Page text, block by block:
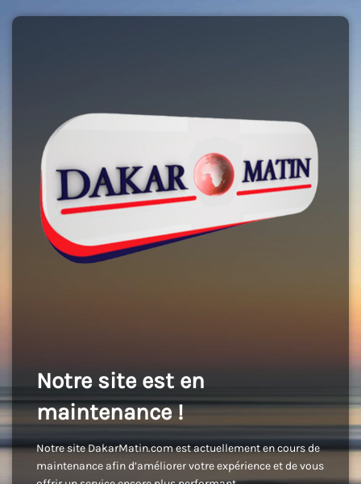
Notre site est en
maintenance !
Notre site DakarMatin.com est actuellement en cours de
maintenance afin d’améliorer votre expérience et de vous